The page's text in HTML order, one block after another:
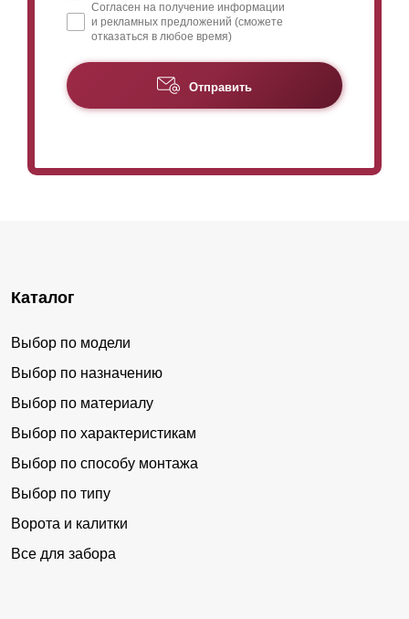
Согласен на получение информации
и рекламных предложений (сможете
отказаться в любое время)
Отправить
Каталог
Выбор по модели
Выбор по назначению
Выбор по материалу
Выбор по характеристикам
Выбор по способу монтажа
Выбор по типу
Ворота и калитки
Все для забора